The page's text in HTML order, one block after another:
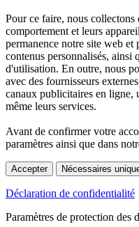
Pour ce faire, nous collectons
comportement et leurs
permanence notre site web
contenus personnalisés, ainsi
d'utilisation. En outre, nous
avec des fournisseurs
canaux publicitaires en ligne,
même leurs services.
Avant de confirmer votre
paramètres ainsi que dans
Accepter Nécessaires
Déclaration de confidentialité
Paramètres de protection des